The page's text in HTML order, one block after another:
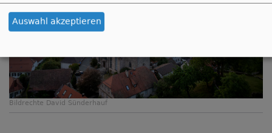
Bildrechte David Sünderhauf
Auswahl akzeptieren